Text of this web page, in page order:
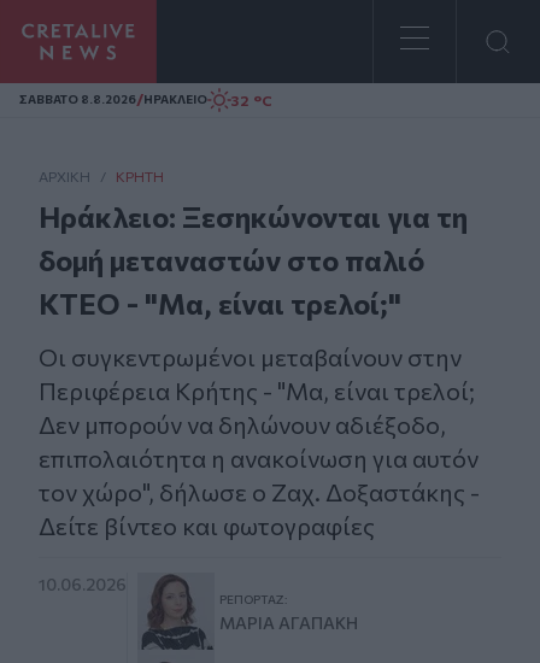
Homepage
ΣAΒΒΑΤΟ 8.8.2026/ΗΡΑΚΛΕΙΟ 32 °C
ΑΡΧΙΚΗ / ΚΡΉΤΗ
Ηράκλειο: Ξεσηκώνονται για τη
δομή μεταναστών στο παλιό
ΚΤΕΟ - "Μα, είναι τρελοί;"
Οι συγκεντρωμένοι μεταβαίνουν στην
Περιφέρεια Κρήτης - "Μα, είναι τρελοί;
Δεν μπορούν να δηλώνουν αδιέξοδο,
επιπολαιότητα η ανακοίνωση για αυτόν
τον χώρο", δήλωσε ο Ζαχ. Δοξαστάκης -
Δείτε βίντεο και φωτογραφίες
10.06.2026
ΡΕΠΟΡΤΆΖ:
ΜΑΡΊΑ ΑΓΑΠΆΚΗ